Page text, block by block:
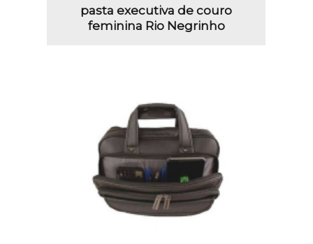
pasta executiva de couro
feminina Rio Negrinho